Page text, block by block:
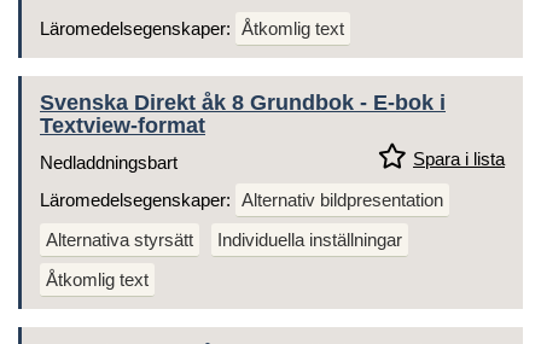
Läromedelsegenskaper: Åtkomlig text
Svenska Direkt åk 8 Grundbok - E-bok i
Textview-format
Spara i lista
Nedladdningsbart
Läromedelsegenskaper: Alternativ bildpresentation
Alternativa styrsätt
Individuella inställningar
Åtkomlig text